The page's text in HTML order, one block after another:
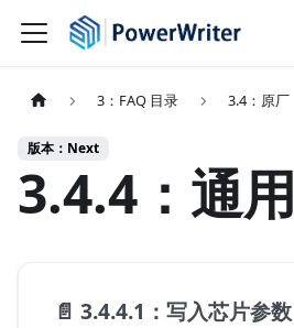
3：FAQ 目录 3.4：原厂
版本：Next
3.4.4：通用
📄️ 3.4.4.1：写入芯片参数